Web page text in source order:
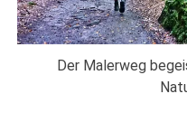
Der Malerweg